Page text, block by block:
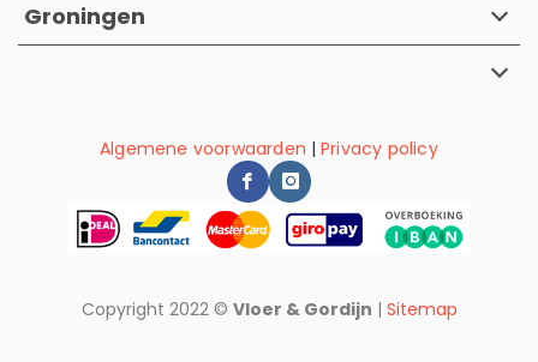
Groningen
Algemene voorwaarden |Privacy policy
Copyright 2022 © Vloer & Gordijn | Sitemap